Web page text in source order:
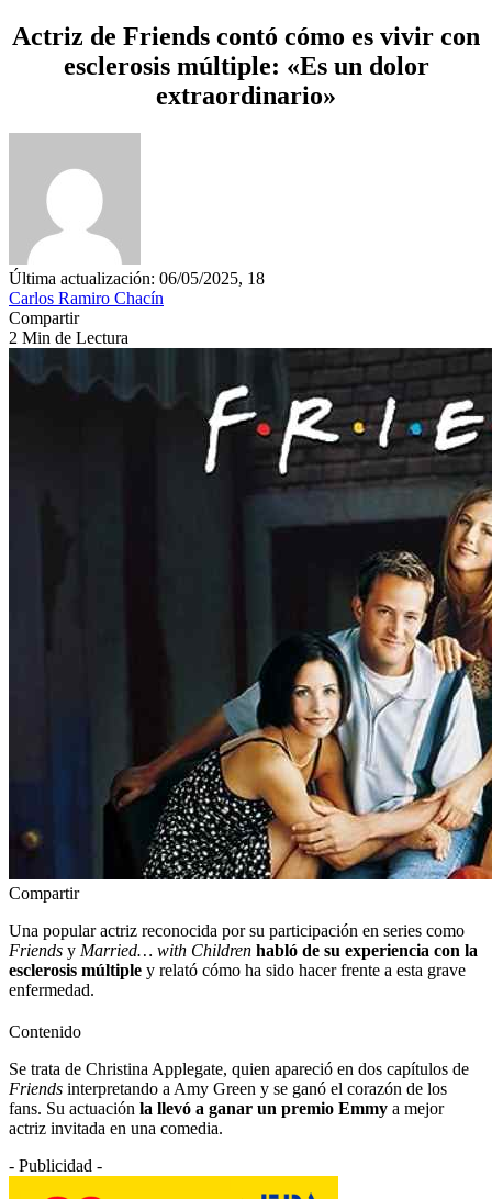
Actriz de Friends contó cómo es vivir con
esclerosis múltiple: «Es un dolor
extraordinario»
Última actualización: 06/05/2025, 18
Carlos Ramiro Chacín
Compartir
2 Min de Lectura
Compartir
Una popular actriz reconocida por su participación en series como
Friends y Married… with Children habló de su experiencia con la
esclerosis múltiple y relató cómo ha sido hacer frente a esta grave
enfermedad.
Contenido
Se trata de Christina Applegate, quien apareció en dos capítulos de
Friends interpretando a Amy Green y se ganó el corazón de los
fans. Su actuación la llevó a ganar un premio Emmy a mejor
actriz invitada en una comedia.
- Publicidad -